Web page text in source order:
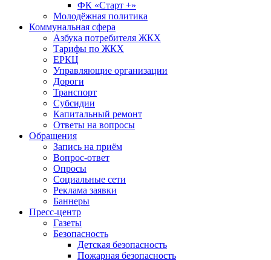
ФК «Старт +»
Молодёжная политика
Коммунальная сфера
Азбука потребителя ЖКХ
Тарифы по ЖКХ
ЕРКЦ
Управляющие организации
Дороги
Транспорт
Субсидии
Капитальный ремонт
Ответы на вопросы
Обращения
Запись на приём
Вопрос-ответ
Опросы
Социальные сети
Реклама заявки
Баннеры
Пресс-центр
Газеты
Безопасность
Детская безопасность
Пожарная безопасность